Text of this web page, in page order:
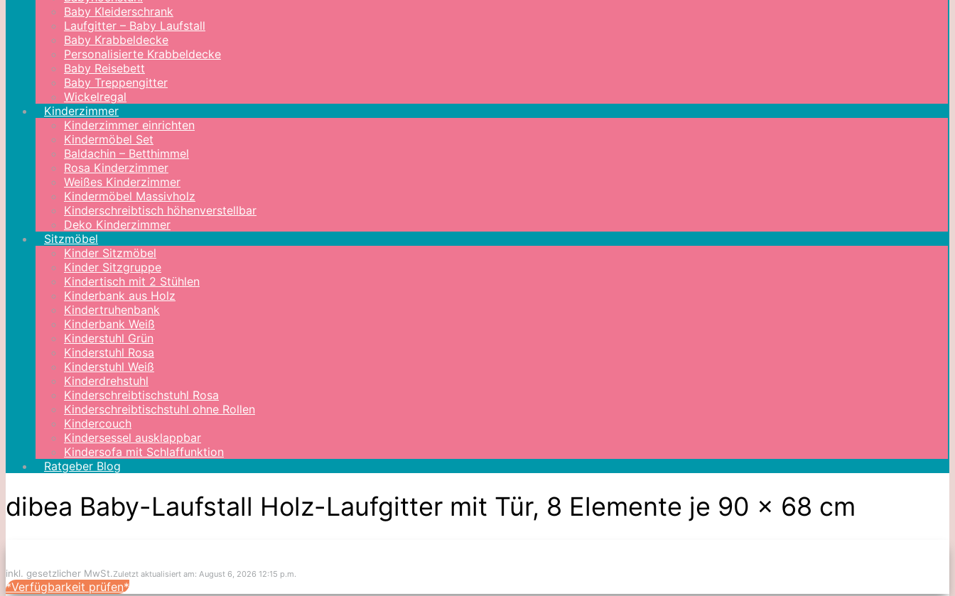
Baby Kleiderschrank
Laufgitter – Baby Laufstall
Baby Krabbeldecke
Personalisierte Krabbeldecke
Baby Reisebett
Baby Treppengitter
Wickelregal
Kinderzimmer
Kinderzimmer einrichten
Kindermöbel Set
Baldachin – Betthimmel
Rosa Kinderzimmer
Weißes Kinderzimmer
Kindermöbel Massivholz
Kinderschreibtisch höhenverstellbar
Deko Kinderzimmer
Sitzmöbel
Kinder Sitzmöbel
Kinder Sitzgruppe
Kindertisch mit 2 Stühlen
Kinderbank aus Holz
Kindertruhenbank
Kinderbank Weiß
Kinderstuhl Grün
Kinderstuhl Rosa
Kinderstuhl Weiß
Kinderdrehstuhl
Kinderschreibtischstuhl Rosa
Kinderschreibtischstuhl ohne Rollen
Kindercouch
Kindersessel ausklappbar
Kindersofa mit Schlaffunktion
Ratgeber Blog
dibea Baby-Laufstall Holz-Laufgitter mit Tür, 8 Elemente je 90 x 68 cm
inkl. gesetzlicher MwSt.Zuletzt aktualisiert am: August 6, 2026 12:15 p.m.
*Verfügbarkeit prüfen*